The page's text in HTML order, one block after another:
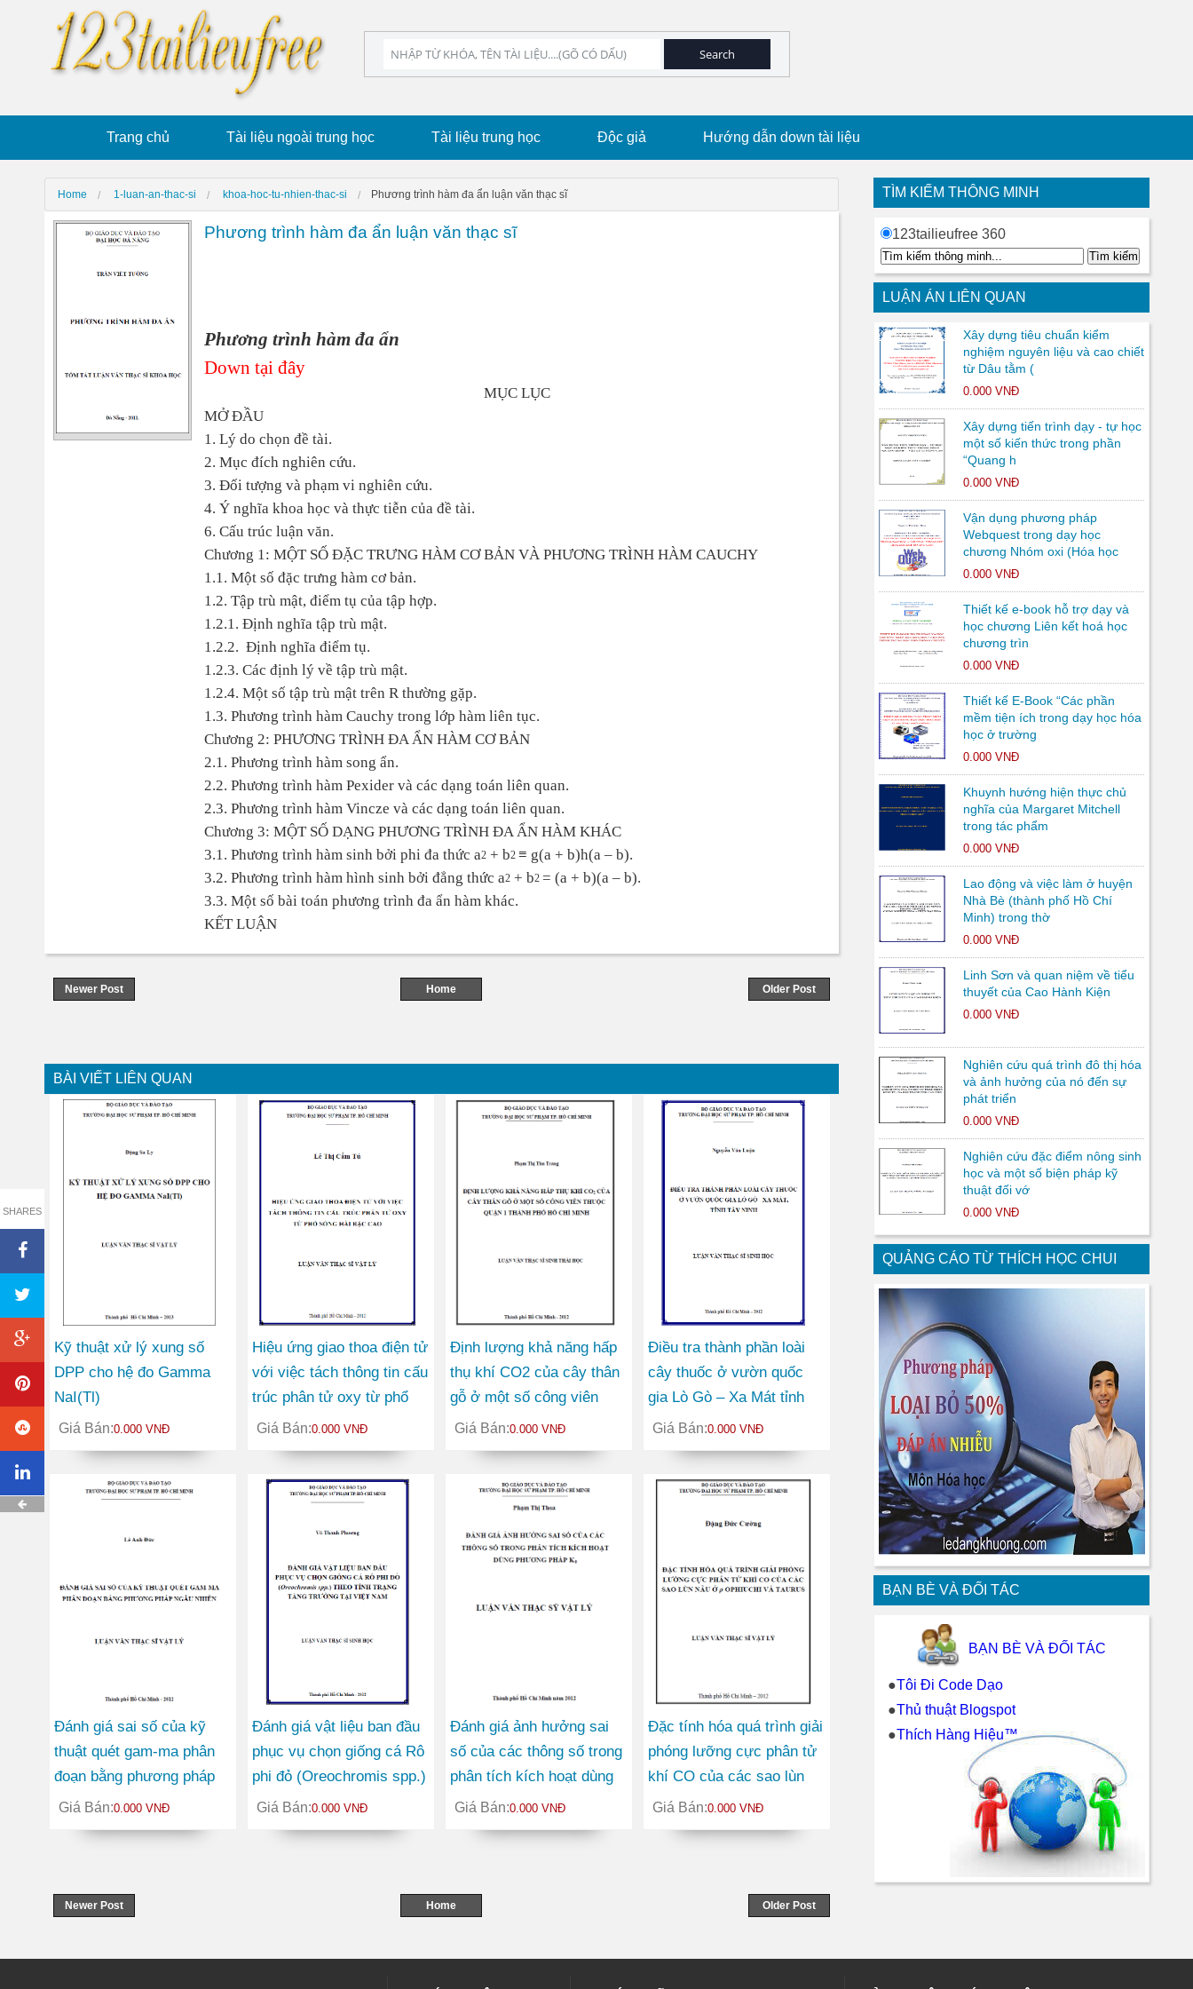
Trang chủ Tài liệu ngoài trung học Tài liệu trung học Độc giả Hướng dẫn down tài liệu
Home 1-luan-an-thac-si khoa-hoc-tu-nhien-thac-si Phương trình hàm đa ẩn luận văn thạc sĩ
SHARES
Phương trình hàm đa ẩn luận văn thạc sĩ
Phương trình hàm đa ẩn
Down tại đây
MỤC LỤC
MỞ ĐẦU
1. Lý do chọn đề tài.
2. Mục đích nghiên cứu.
3. Đối tượng và phạm vi nghiên cứu.
4. Ý nghĩa khoa học và thực tiễn của đề tài.
6. Cấu trúc luận văn.
Chương 1: MỘT SỐ ĐẶC TRƯNG HÀM CƠ BẢN VÀ PHƯƠNG TRÌNH HÀM CAUCHY
1.1. Một số đặc trưng hàm cơ bản.
1.2. Tập trù mật, điểm tụ của tập hợp.
1.2.1. Định nghĩa tập trù mật.
1.2.2. Định nghĩa điểm tụ.
1.2.3. Các định lý về tập trù mật.
1.2.4. Một số tập trù mật trên R thường gặp.
1.3. Phương trình hàm Cauchy trong lớp hàm liên tục.
Chương 2: PHƯƠNG TRÌNH ĐA ẨN HÀM CƠ BẢN
2.1. Phương trình hàm song ẩn.
2.2. Phương trình hàm Pexider và các dạng toán liên quan.
2.3. Phương trình hàm Vincze và các dạng toán liên quan.
Chương 3: MỘT SỐ DẠNG PHƯƠNG TRÌNH ĐA ẨN HÀM KHÁC
3.1. Phương trình hàm sinh bởi phi đa thức a2+ b2 ≡ g(a + b)h(a – b).
3.2. Phương trình hàm hình sinh bởi đẳng thức a2+ b2 = (a + b)(a – b).
3.3. Một số bài toán phương trình đa ẩn hàm khác.
KẾT LUẬN
Newer Post Older Post
Home
BÀI VIẾT LIÊN QUAN
Kỹ thuật xử lý xung số
DPP cho hệ đo Gamma
NaI(Tl)
Giá Bán:0.000 VNĐ
Hiệu ứng giao thoa điện tử
với việc tách thông tin cấu
trúc phân tử oxy từ phổ
sóng hài bậc cao
Giá Bán:0.000 VNĐ
Định lượng khả năng hấp
thụ khí CO2 của cây thân
gỗ ở một số công viên
thuộc Quận 1 thành phố
Hồ Chí Minh
Giá Bán:0.000 VNĐ
Điều tra thành phần loài
cây thuốc ở vườn quốc
gia Lò Gò – Xa Mát tỉnh
Tây Ninh
Giá Bán:0.000 VNĐ
Đánh giá sai số của kỹ
thuật quét gam-ma phân
đoạn bằng phương pháp
ngẫu nhiên
Giá Bán:0.000 VNĐ
Đánh giá vật liệu ban đầu
phục vụ chọn giống cá Rô
phi đỏ (Oreochromis spp.)
theo tính trạng tăng
trưởng tại Việt Nam
Giá Bán:0.000 VNĐ
Đánh giá ảnh hưởng sai
số của các thông số trong
phân tích kích hoạt dùng
phương pháp K0
Giá Bán:0.000 VNĐ
Đặc tính hóa quá trình giải
phóng lưỡng cực phân tử
khí CO của các sao lùn
nâu ở ρ Ophiuchi và
Taurus
Giá Bán:0.000 VNĐ
Newer Post Older Post
Home
TÌM KIẾM THÔNG MINH
123tailieufree 360
LUẬN ÁN LIÊN QUAN
Xây dựng tiêu chuẩn kiểm
nghiệm nguyên liệu và cao chiết
từ Dâu tằm (
0.000 VNĐ
Xây dựng tiến trình dạy - tự học
một số kiến thức trong phần
“Quang h
0.000 VNĐ
Vận dụng phương pháp
Webquest trong dạy học
chương Nhóm oxi (Hóa học
0.000 VNĐ
Thiết kế e-book hỗ trợ dạy và
học chương Liên kết hoá học
chương trìn
0.000 VNĐ
Thiết kế E-Book “Các phần
mềm tiện ích trong dạy học hóa
học ở trường
0.000 VNĐ
Khuynh hướng hiện thực chủ
nghĩa của Margaret Mitchell
trong tác phẩm
0.000 VNĐ
Lao động và việc làm ở huyện
Nhà Bè (thành phố Hồ Chí
Minh) trong thờ
0.000 VNĐ
Linh Sơn và quan niệm về tiểu
thuyết của Cao Hành Kiện
0.000 VNĐ
Nghiên cứu quá trình đô thị hóa
và ảnh hưởng của nó đến sự
phát triển
0.000 VNĐ
Nghiên cứu đặc điểm nông sinh
học và một số biện pháp kỹ
thuật đối vớ
0.000 VNĐ
QUẢNG CÁO TỪ THÍCH HỌC CHUI
BẠN BÈ VÀ ĐỐI TÁC
BẠN BÈ VÀ ĐỐI TÁC
●Tôi Đi Code Dạo
●Thủ thuật Blogspot
●Thích Hàng Hiệu™